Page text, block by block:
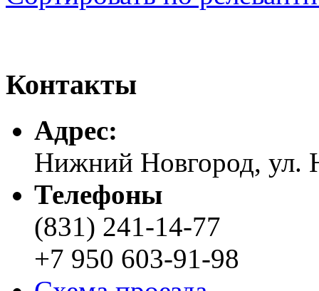
Контакты
Адреc:
Нижний Новгород, ул.
Телефоны
(831) 241-14-77
+7 950 603-91-98